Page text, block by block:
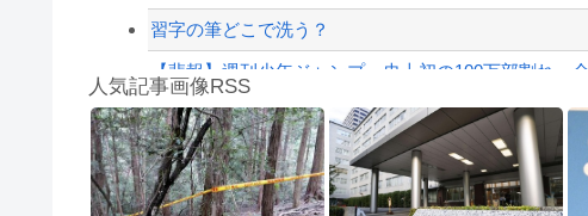
習字の筆どこで洗う？
【悲報】週刊少年ジャンプ、史上初の100万部割れ
【話題】河内長野市で警官が包丁男に発砲したシー
勇者♀「仲間に支払うはずのお金で新しい装備買っち
8/4のニュース
人気記事画像RSS